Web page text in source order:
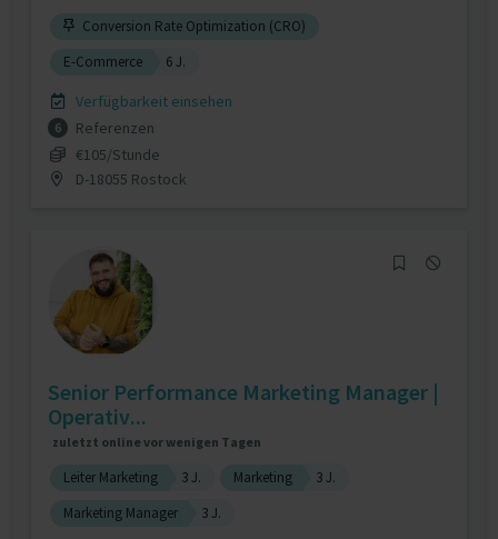
Conversion Rate Optimization (CRO)
E-Commerce
6 J.
Verfügbarkeit einsehen
6
Referenzen
€105/Stunde
D-18055 Rostock
Senior Performance Marketing Manager |
Operativ...
zuletzt online vor wenigen Tagen
Leiter Marketing 3 J. Marketing
3 J.
Marketing Manager
3 J.